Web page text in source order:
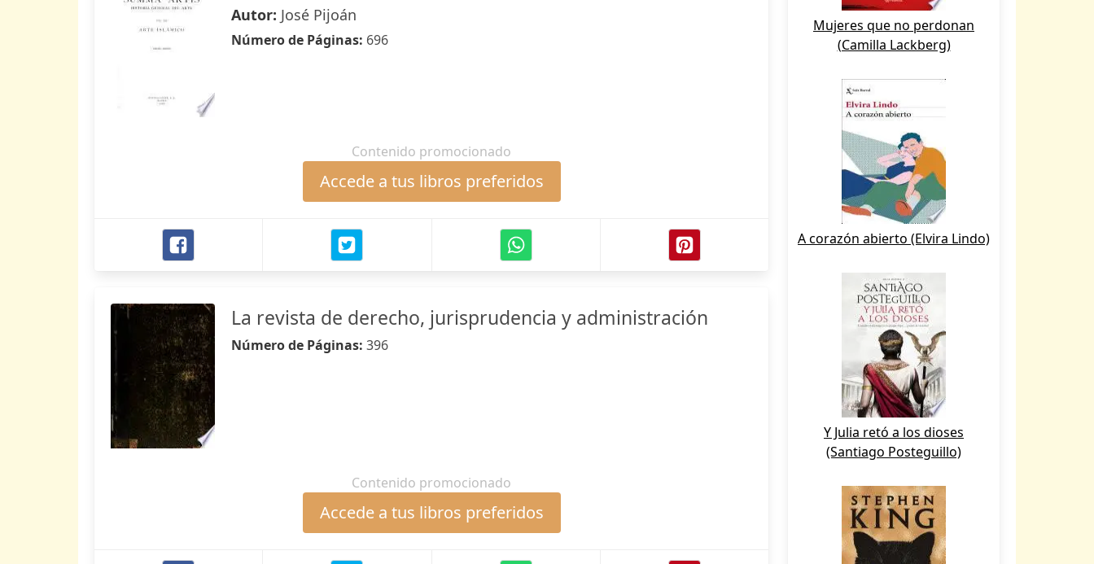
Autor: José Pijoán
Número de Páginas: 696
Contenido promocionado
Accede a tus libros preferidos
La revista de derecho, jurisprudencia y administración
Número de Páginas: 396
Contenido promocionado
Accede a tus libros preferidos
Mujeres que no perdonan
(Camilla Lackberg)
A corazón abierto (Elvira Lindo)
Y Julia retó a los dioses
(Santiago Posteguillo)